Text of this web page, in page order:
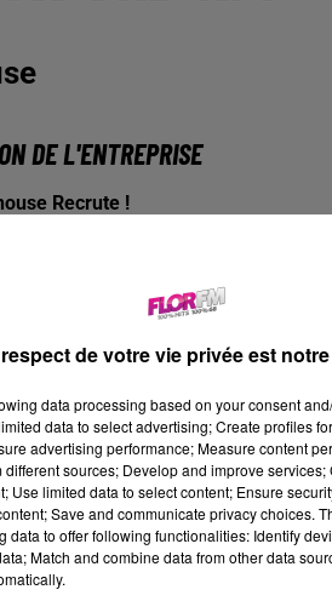
DE L'ENTREPRISE
Recrute !
de plus de 35 ans dans les
et de Placement en CDI. Sofitex
cette mission, vous intégrerez une
seront les suivantes:
à l'installation et à la sécurisation
divers travaux de maçonnerie de
les branchements de réseaux.
les différents réglages et les
de votre vie privée est
data processing based on your consent
data to select advertising; Create profiles
advertising performance; Measure content
sources; Develop and improve
Use limited data to select content; Ensure
Save and communicate privacy choices.
data to offer following functionalities: Identify
Match and combine data from other data